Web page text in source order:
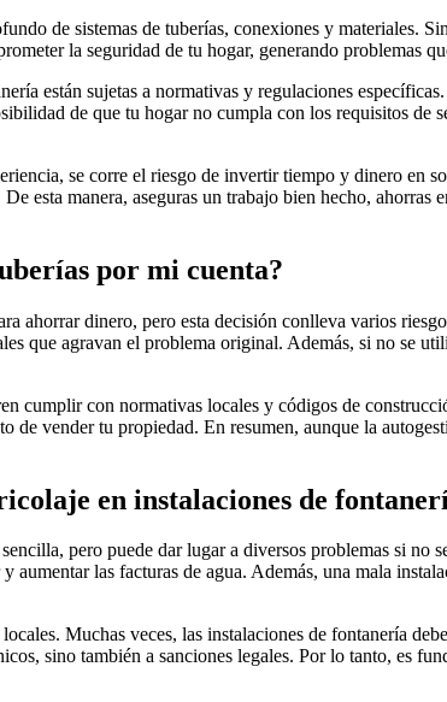
de sistemas de tuberías, conexiones y materiales.
la seguridad de tu hogar, generando problemas
están sujetas a normativas y regulaciones
de que tu hogar no cumpla con los requisitos de
se corre el riesgo de invertir tiempo y dinero en
esta manera, aseguras un trabajo bien hecho,
por mi cuenta?
ahorrar dinero, pero esta decisión conlleva varios
que agravan el problema original. Además, si no se
cumplir con normativas locales y códigos de
de vender tu propiedad. En resumen, aunque la
en instalaciones de
pero puede dar lugar a diversos problemas si no
aumentar las facturas de agua. Además, una mala
Muchas veces, las instalaciones de fontanería
sino también a sanciones legales. Por lo tanto, es